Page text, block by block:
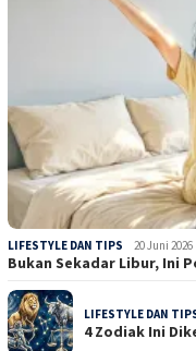
LIFESTYLE DAN TIPS 20 Juni 2026
Bukan Sekadar Libur, Ini
LIFESTYLE DAN
4 Zodiak Ini